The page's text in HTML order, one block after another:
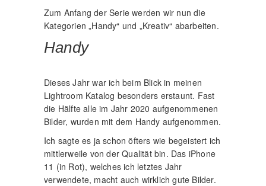
Zum Anfang der Serie werden wir nun die
Kategorien „Handy“ und „Kreativ“ abarbeiten.
Handy
Dieses Jahr war ich beim Blick in meinen
Lightroom Katalog besonders erstaunt. Fast
die Hälfte alle im Jahr 2020 aufgenommenen
Bilder, wurden mit dem Handy aufgenommen.
Ich sagte es ja schon öfters wie begeistert ich
mittlerweile von der Qualität bin. Das iPhone
11 (in Rot), welches ich letztes Jahr
verwendete, macht auch wirklich gute Bilder.